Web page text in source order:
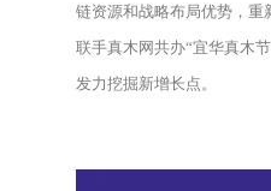
链资源和战略布局优势，重
联手真木网共办“宜华真木
发力挖掘新增长点。